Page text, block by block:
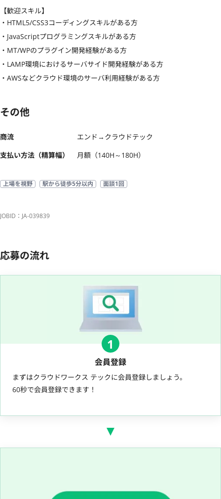
【歓迎スキル】
・HTML5/CSS3コーディングスキルがある方
・JavaScriptプログラミングスキルがある方
・MT/WPのプラグイン開発経験がある方
・LAMP環境におけるサーバサイド開発経験がある方
・AWSなどクラウド環境のサーバ利用経験がある方
その他
商流
エンド→クラウドテック
支払い方法（精算幅）
月額（140H～180H）
上場を視野 駅から徒歩5分以内 面談1回
JOBID：JA-039839
応募の流れ
1
会員登録
まずはクラウドワークス テックに会員登録しましょう。
60秒で会員登録できます！